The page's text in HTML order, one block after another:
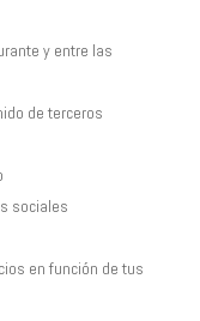
y entre las
de terceros
sociales
en función de tus